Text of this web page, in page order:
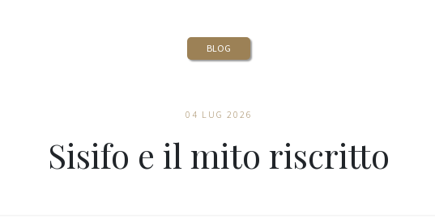
BLOG
04 LUG 2026
Sisifo e il mito riscritto